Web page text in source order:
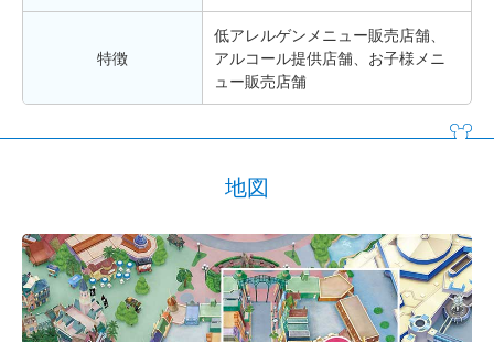
特徴
低アレルゲンメニュー販売店舗、
アルコール提供店舗、お子様メニ
ュー販売店舗
地図